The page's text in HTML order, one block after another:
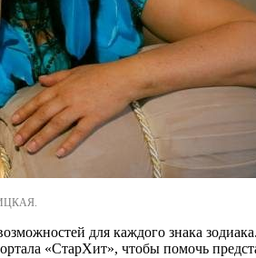
для каждого знака
«СтарХит», чтобы помочь